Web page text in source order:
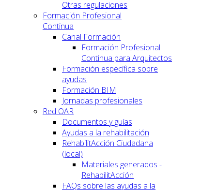
Otras regulaciones
Formación Profesional
Continua
Canal Formación
Formación Profesional
Continua para Arquitectos
Formación específica sobre
ayudas
Formación BIM
Jornadas profesionales
Red OAR
Documentos y guías
Ayudas a la rehabilitación
RehabilitAcción Ciudadana
(local)
Materiales generados -
RehabilitAcción
FAQs sobre las ayudas a la